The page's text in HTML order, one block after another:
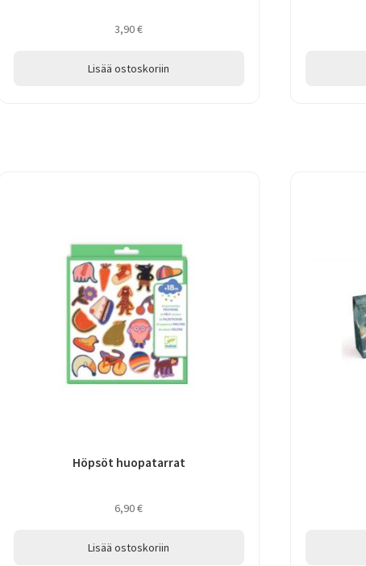
3,90€
Lisää ostoskoriin
Höpsöt huopatarrat
6,90€
Lisää ostoskoriin